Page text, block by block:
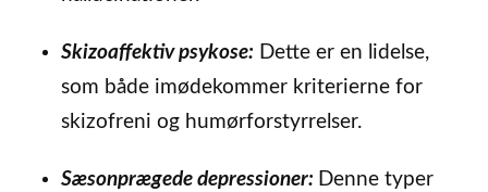
Skizoaffektiv psykose: Dette er en lidelse,
som både imødekommer kriterierne for
skizofreni og humørforstyrrelser.
Sæsonprægede depressioner: Denne typer